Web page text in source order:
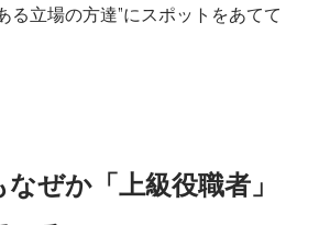
る立場の方達”にスポットをあてて
ぜか「上級役職者」